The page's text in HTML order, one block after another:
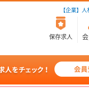
【企業】
保存求人